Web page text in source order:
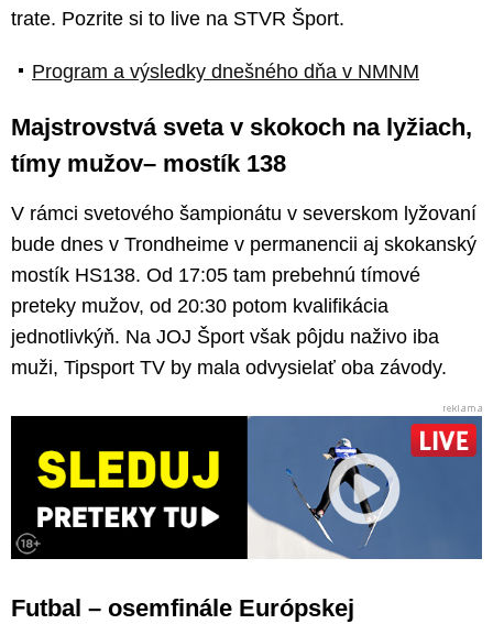
trate. Pozrite si to live na STVR Šport.
Program a výsledky dnešného dňa v NMNM
Majstrovstvá sveta v skokoch na lyžiach,
tímy mužov– mostík 138
V rámci svetového šampionátu v severskom lyžovaní
bude dnes v Trondheime v permanencii aj skokanský
mostík HS138. Od 17:05 tam prebehnú tímové
preteky mužov, od 20:30 potom kvalifikácia
jednotlivkýň. Na JOJ Šport však pôjdu naživo iba
muži, Tipsport TV by mala odvysielať oba závody.
Futbal – osemfinále Európskej